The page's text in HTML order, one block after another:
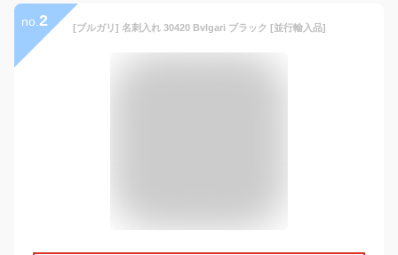
no. 2 [ブルガリ] 名刺入れ 30420 Bvlgari ブラック [並行輸入品]